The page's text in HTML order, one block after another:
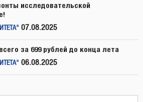
исследовательской
07.08.2025
за 699 рублей до конца лета
06.08.2025